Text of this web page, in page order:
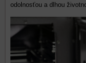
odolnosťou a dlhou